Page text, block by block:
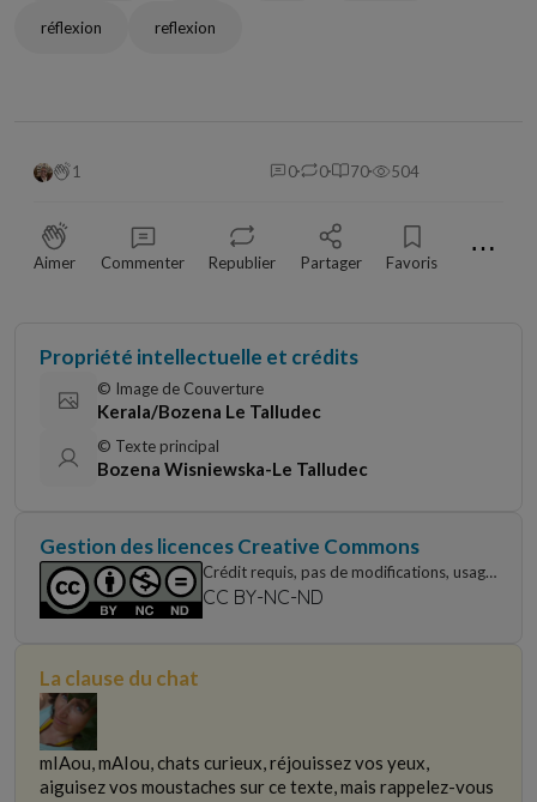
réflexion reflexion
1 0 0 70 504
Aimer Commenter Republier Partager Favoris ⋯
Propriété intellectuelle et crédits
© Image de Couverture
Kerala/Bozena Le Talludec
© Texte principal
Bozena Wisniewska-Le Talludec
Gestion des licences Creative Commons
Crédit requis, pas de modifications, usage
non commercial uniquement
CC BY-NC-ND
La clause du chat
mIAou, mAIou, chats curieux, réjouissez vos yeux,
aiguisez vos moustaches sur ce texte, mais rappelez-vous